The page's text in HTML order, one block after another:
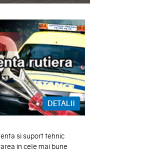
DETALII
si suport tehnic
in cele mai bune